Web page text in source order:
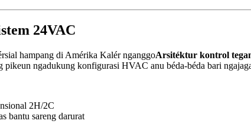
24VAC
hampang di Amérika Kalér nganggoArsitéktur kontrol
ngadukung konfigurasi HVAC anu béda-béda bari
2H/2C
bantu sareng darurat